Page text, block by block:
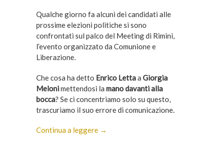
Qualche giorno fa alcuni dei candidati alle
prossime elezioni politiche si sono
confrontati sul palco del Meeting di Rimini,
l’evento organizzato da Comunione e
Liberazione.
Che cosa ha detto Enrico Lettaa Giorgia
Melonimettendosi la mano davanti alla
bocca? Se ci concentriamo solo su questo,
trascuriamo il suo errore di comunicazione.
Continua a leggere →